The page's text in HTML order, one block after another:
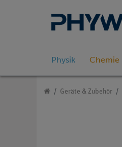
Physik Chemie
Geräte & Zubehör